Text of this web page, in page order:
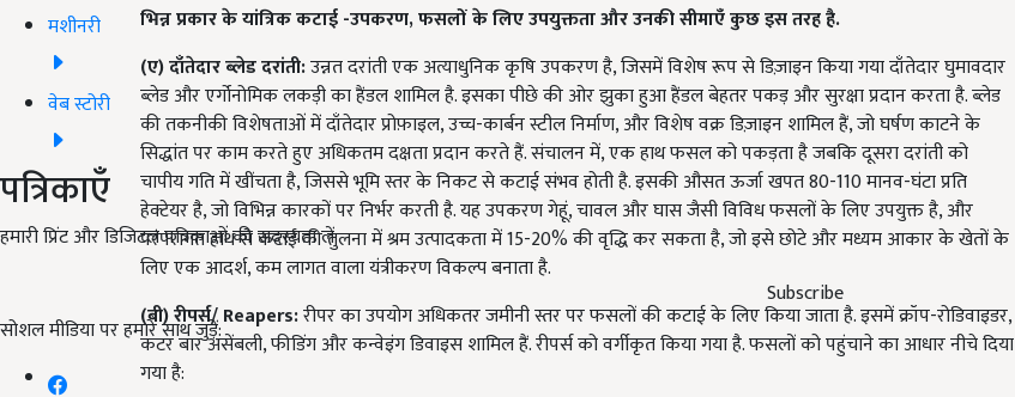
मशीनरी
वेब स्टोरी
पत्रिकाएँ
हमारी प्रिंट और डिजिटल पत्रिकाओं की सदस्यता लें
Subscribe
सोशल मीडिया पर हमारे साथ जुड़ें:
भिन्न प्रकार के यांत्रिक कटाई -उपकरण, फसलों के लिए उपयुक्तता और उनकी सीमाएँ कुछ इस तरह है.
(ए)दाँतेदारब्लेडदरांती:उन्नत दरांती एक अत्याधुनिक कृषि उपकरण है, जिसमें विशेष रूप से डिज़ाइन किया गया दाँतेदार घुमावदार
ब्लेड और एर्गोनोमिक लकड़ी का हैंडल शामिल है. इसका पीछे की ओर झुका हुआ हैंडल बेहतर पकड़ और सुरक्षा प्रदान करता है. ब्लेड
की तकनीकी विशेषताओं में दाँतेदार प्रोफ़ाइल, उच्च-कार्बन स्टील निर्माण, और विशेष वक्र डिज़ाइन शामिल हैं, जो घर्षण काटने के
सिद्धांत पर काम करते हुए अधिकतम दक्षता प्रदान करते हैं. संचालन में, एक हाथ फसल को पकड़ता है जबकि दूसरा दरांती को
चापीय गति में खींचता है, जिससे भूमि स्तर के निकट से कटाई संभव होती है. इसकी औसत ऊर्जा खपत 80-110 मानव-घंटा प्रति
हेक्टेयर है, जो विभिन्न कारकों पर निर्भर करती है. यह उपकरण गेहूं, चावल और घास जैसी विविध फसलों के लिए उपयुक्त है, और
परंपरागत हाथ से कटाई की तुलना में श्रम उत्पादकता में 15-20% की वृद्धि कर सकता है, जो इसे छोटे और मध्यम आकार के खेतों के
लिए एक आदर्श, कम लागत वाला यंत्रीकरण विकल्प बनाता है.
(बी)रीपर्स/Reapers:रीपर का उपयोग अधिकतर जमीनी स्तर पर फसलों की कटाई के लिए किया जाता है. इसमें क्रॉप-रोडिवाइडर,
कटर बार असेंबली, फीडिंग और कन्वेइंग डिवाइस शामिल हैं. रीपर्स को वर्गीकृत किया गया है. फसलों को पहुंचाने का आधार नीचे दिया
गया है: